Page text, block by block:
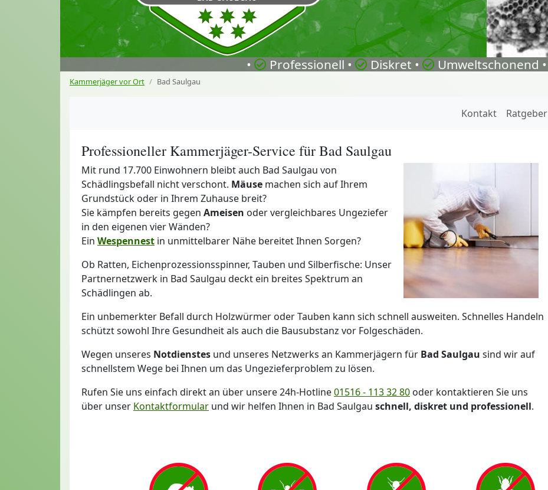
• Professionell • Diskret • Umweltschonend •
Kammerjäger vor Ort Bad Saulgau
Kontakt Ratgeber
Professioneller Kammerjäger-Service für Bad Saulgau
Mit rund 17.700 Einwohnern bleibt auch Bad Saulgau von
Schädlingsbefall nicht verschont. Mäuse machen sich auf Ihrem
Grundstück oder in Ihrem Zuhause breit?
Sie kämpfen bereits gegen Ameisen oder vergleichbares Ungeziefer
in den eigenen vier Wänden?
Ein Wespennest in unmittelbarer Nähe bereitet Ihnen Sorgen?
Ob Ratten, Eichenprozessionsspinner, Tauben und Silberfische: Unser
Partnernetzwerk in Bad Saulgau deckt ein breites Spektrum an
Schädlingen ab.
Ein unbemerkter Befall durch Holzwürmer oder Tauben kann sich schnell ausweiten. Schnelles Handeln
schützt sowohl Ihre Gesundheit als auch die Bausubstanz vor Folgeschäden.
Wegen unseres Notdienstes und unseres Netzwerks an Kammerjägern für Bad Saulgau sind wir auf
schnellstem Wege bei Ihnen um das Ungezieferproblem zu lösen.
Rufen Sie uns einfach direkt an über unsere 24h-Hotline01516 - 113 32 80 oder kontaktieren Sie uns
über unser Kontaktformular und wir helfen Ihnen in Bad Saulgau schnell, diskret und professionell.